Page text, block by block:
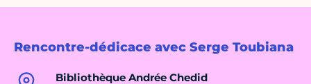
Rencontre-dédicace avec Serge Toubiana
Bibliothèque Andrée Chedid